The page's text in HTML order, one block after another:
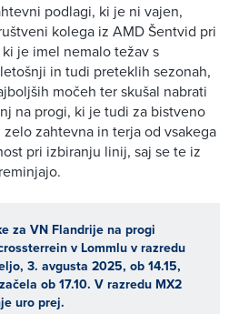
podlagi, ki je ni vajen,
kolega iz AMD Šentvid pri
je imel nemalo težav s
in tudi preteklih sezonah,
močeh ter skušal nabrati
na progi, ki je tudi za bistveno
zahtevna in terja od vsakega
pri izbiranju linij, saj se te iz
za VN Flandrije na progi
v Lommlu v razredu
3. avgusta 2025, ob 14.15,
ob 17.10. V razredu MX2
uro prej.